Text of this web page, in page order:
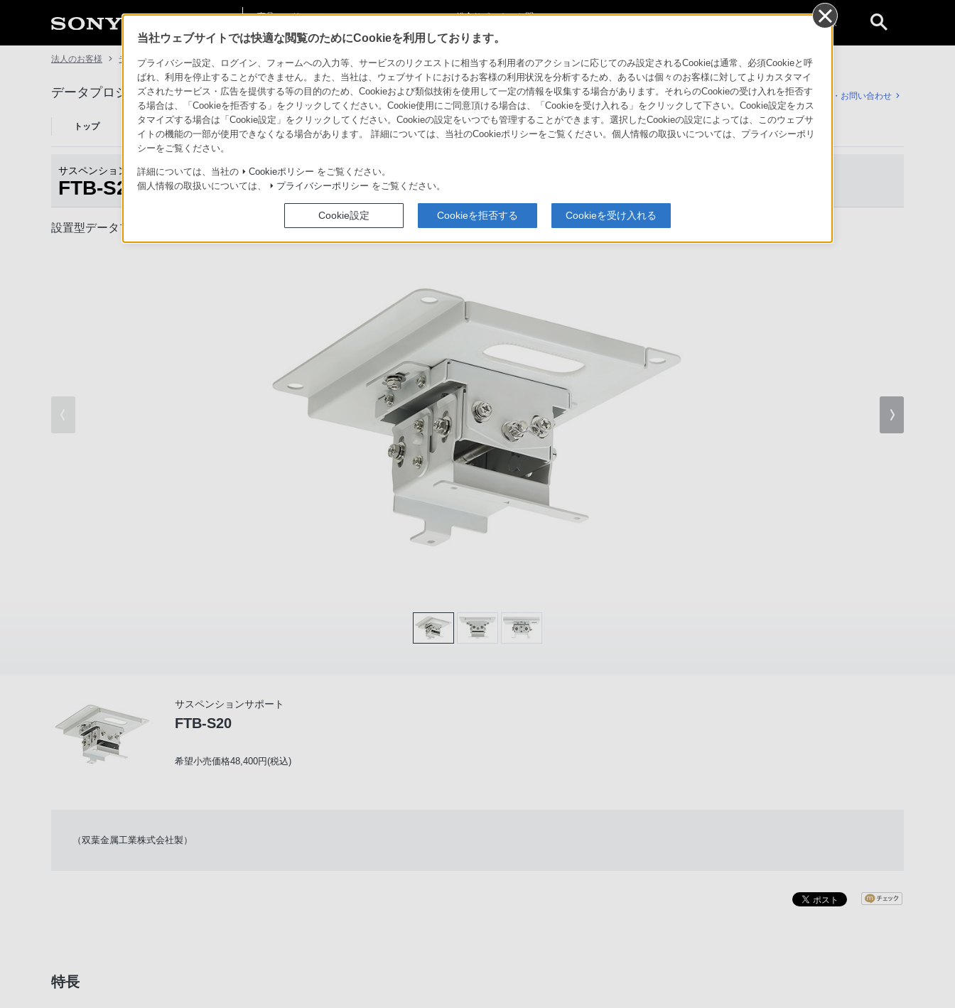
商品・ソリューショ
ン情報
総合サポート・お問
個人のお客様
法人のお客様 データプロジェクター FTB-S20
データプロジェクター サポート・お問い合わせ
トップ 商品一覧 関連商品 事例紹介
サスペンションサポート
FTB-S20 商品トップ 主な仕様
対応商品・
設置型データプロジェクター用サスペンションサポート
サスペンションサポート
FTB-S20
希望小売価格48,400円(税込)
（双葉金属工業株式会社製）
特長
当社ウェブサイトでは快適な閲覧のためにCookieを利用しております。
プライバシー設定、ログイン、フォームへの入力等、サービスのリクエストに相当する利用者のアクションに応じてのみ設定されるCookieは通常、必須Cookieと呼
ばれ、利用を停止することができません。また、当社は、ウェブサイトにおけるお客様の利用状況を分析するため、あるいは個々のお客様に対してよりカスタマイ
ズされたサービス・広告を提供する等の目的のため、Cookieおよび類似技術を使用して一定の情報を収集する場合があります。それらのCookieの受け入れを拒否す
る場合は、「Cookieを拒否する」をクリックしてください。Cookie使用にご同意頂ける場合は、「Cookieを受け入れる」をクリックして下さい。Cookie設定をカス
タマイズする場合は「Cookie設定」をクリックしてください。Cookieの設定をいつでも管理することができます。選択したCookieの設定によっては、このウェブサ
イトの機能の一部が使用できなくなる場合があります。 詳細については、当社のCookieポリシーをご覧ください。個人情報の取扱いについては、プライバシーポリ
シーをご覧ください。
詳細については、当社の Cookieポリシー をご覧ください。
個人情報の取扱いについては、
プライバシーポリシー をご覧ください。
Cookie設定 Cookieを拒否する Cookieを受け入れる